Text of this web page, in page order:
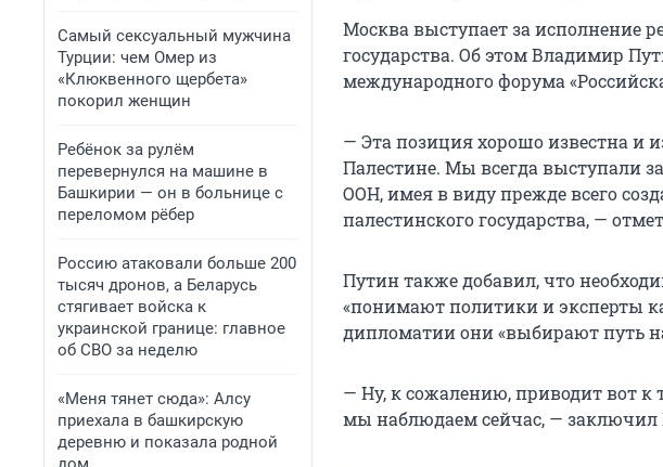
Самый сексуальный мужчина
Турции: чем Омер из
«Клюквенного щербета»
покорил женщин
Ребёнок за рулём
перевернулся на машине в
Башкирии — он в больнице с
переломом рёбер
Россию атаковали больше 200
тысяч дронов, а Беларусь
стягивает войска к
украинской границе: главное
об СВО за неделю
«Меня тянет сюда»: Алсу
приехала в башкирскую
деревню и показала родной
Москва выступает за исполнение
государства. Об этом Владимир
международного форума
— Эта позиция хорошо известна и
Палестине. Мы всегда выступали
ООН, имея в виду прежде всего
палестинского государства, —
Путин также добавил, что
«понимают политики и эксперты
дипломатии они «выбирают путь
— Ну, к сожалению, приводит вот
мы наблюдаем сейчас, —